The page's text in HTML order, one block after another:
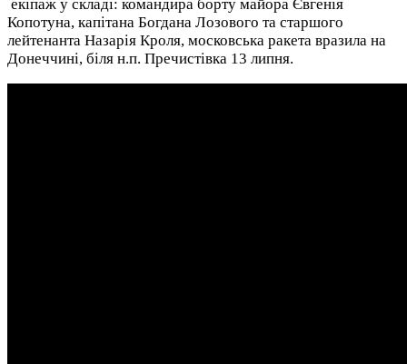
екіпаж у складі: командира борту майора Євгенія
Копотуна, капітана Богдана Лозового та старшого
лейтенанта Назарія Кроля, московська ракета вразила на
Донеччині, біля н.п. Пречистівка 13 липня.